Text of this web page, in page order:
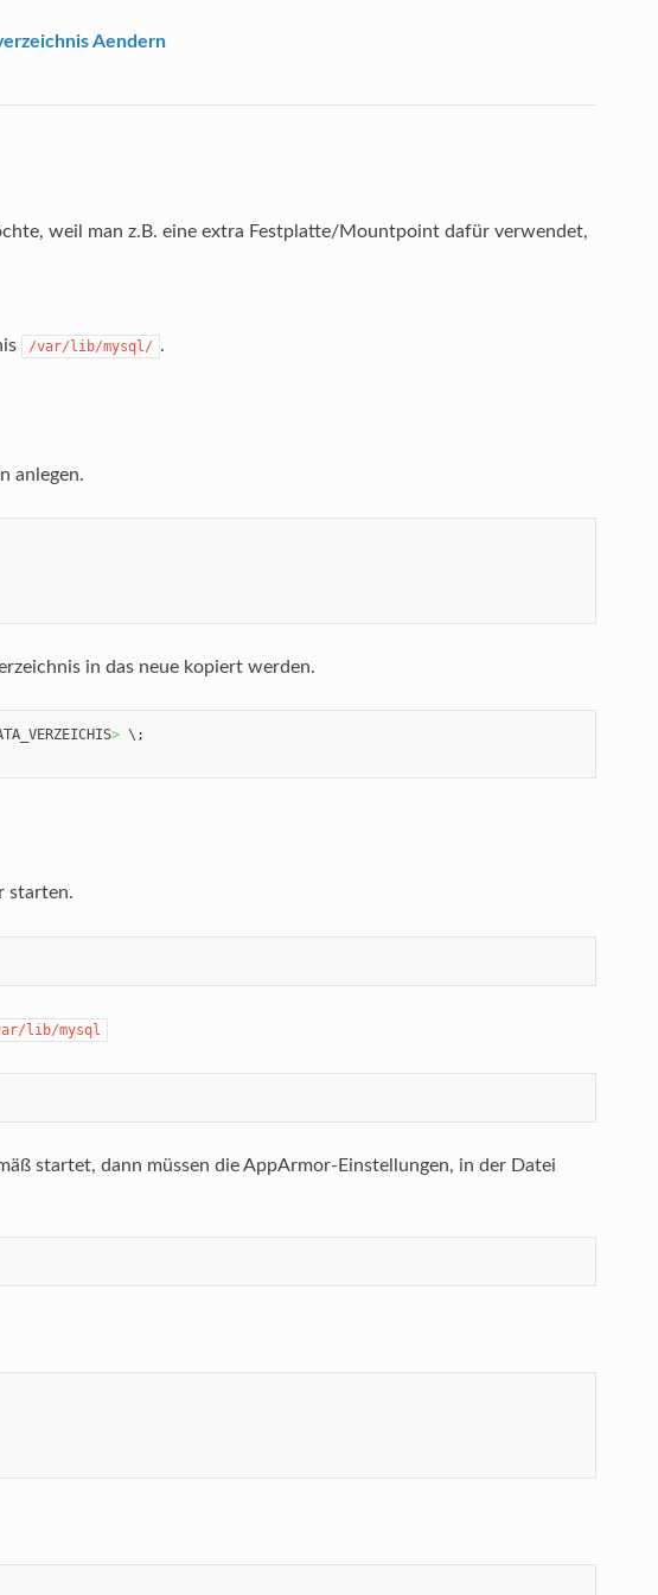
Aendern
weil man z.B. eine extra Festplatte/Mountpoint dafür verwendet,
/var/lib/mysql/ .
anlegen.
in das neue kopiert werden.
>
starten.
lib/mysql
startet, dann müssen die AppArmor-Einstellungen, in der Datei